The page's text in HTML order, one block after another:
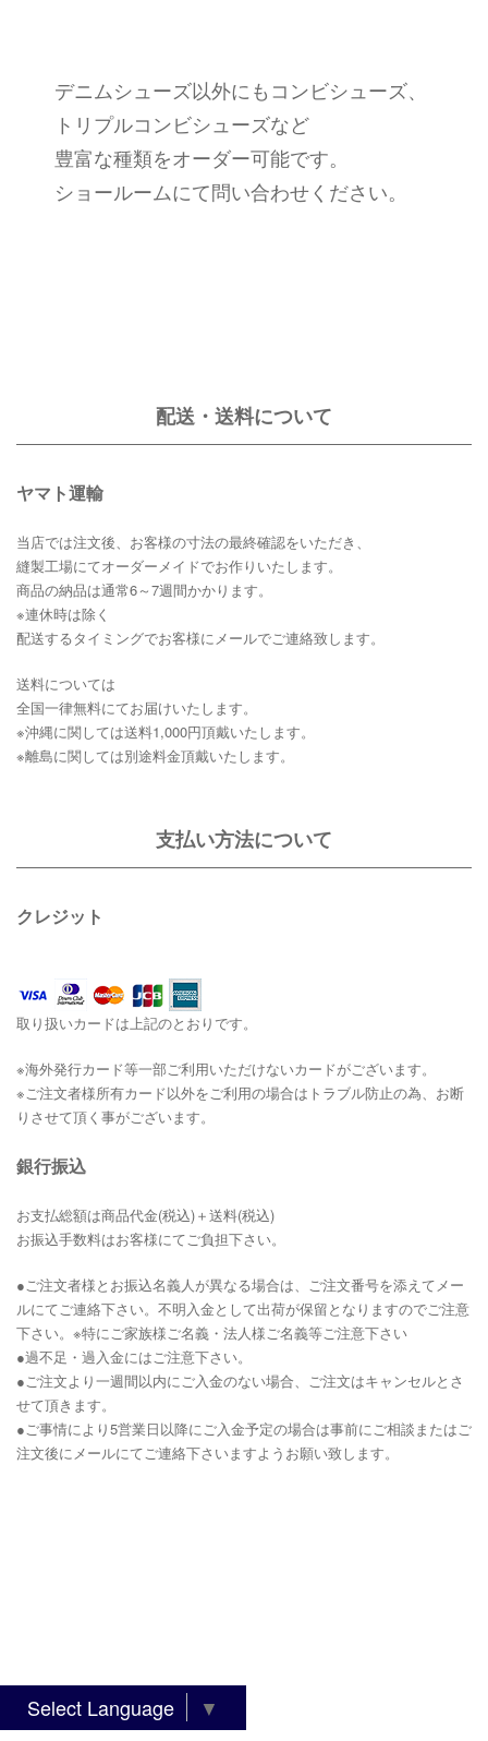
デニムシューズ以外にもコンビシューズ、
トリプルコンビシューズなど
豊富な種類をオーダー可能です。
ショールームにて問い合わせください。
配送・送料について
ヤマト運輸
当店では注文後、お客様の寸法の最終確認をいただき、
縫製工場にてオーダーメイドでお作りいたします。
商品の納品は通常6～7週間かかります。
※連休時は除く
配送するタイミングでお客様にメールでご連絡致します。
送料については
全国一律無料にてお届けいたします。
※沖縄に関しては送料1,000円頂戴いたします。
※離島に関しては別途料金頂戴いたします。
支払い方法について
クレジット
取り扱いカードは上記のとおりです。
※海外発行カード等一部ご利用いただけないカードがございます。
※ご注文者様所有カード以外をご利用の場合はトラブル防止の為、お断
りさせて頂く事がございます。
銀行振込
お支払総額は商品代金(税込)＋送料(税込)
お振込手数料はお客様にてご負担下さい。
●ご注文者様とお振込名義人が異なる場合は、ご注文番号を添えてメー
ルにてご連絡下さい。不明入金として出荷が保留となりますのでご注意
下さい。※特にご家族様ご名義・法人様ご名義等ご注意下さい
●過不足・過入金にはご注意下さい。
●ご注文より一週間以内にご入金のない場合、ご注文はキャンセルとさ
せて頂きます。
●ご事情により5営業日以降にご入金予定の場合は事前にご相談またはご
注文後にメールにてご連絡下さいますようお願い致します。
Select Language ▼